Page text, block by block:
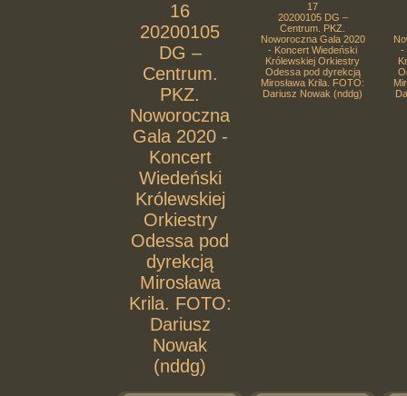
16
20200105
DG –
Centrum.
PKZ.
Noworoczna
Gala 2020 -
Koncert
Wiedeński
Królewskiej
Orkiestry
Odessa pod
dyrekcją
Mirosława
Krila. FOTO:
Dariusz
Nowak
(nddg)
17
20200105 DG –
Centrum. PKZ.
Noworoczna Gala 2020
- Koncert Wiedeński
Królewskiej Orkiestry
Odessa pod dyrekcją
Mirosława Krila. FOTO:
Dariusz Nowak (nddg)
-